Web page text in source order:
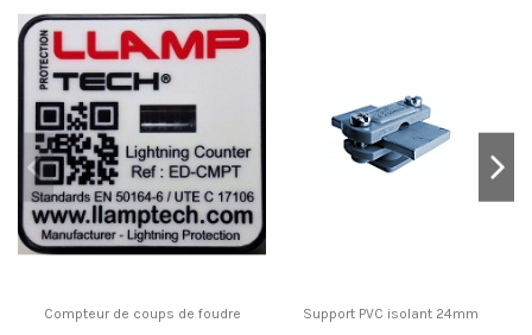
Compteur de coups de foudre Support PVC isolant 24mm